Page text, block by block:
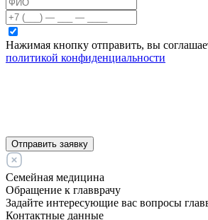
Нажимая кнопку отправить, вы
политикой конфиденциальности
Отправить заявку
Семейная медицина
Обращение к главврачу
Задайте интересующие вас вопросы
Контактные данные